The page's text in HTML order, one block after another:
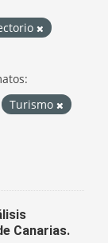
Turismo
Canarias.